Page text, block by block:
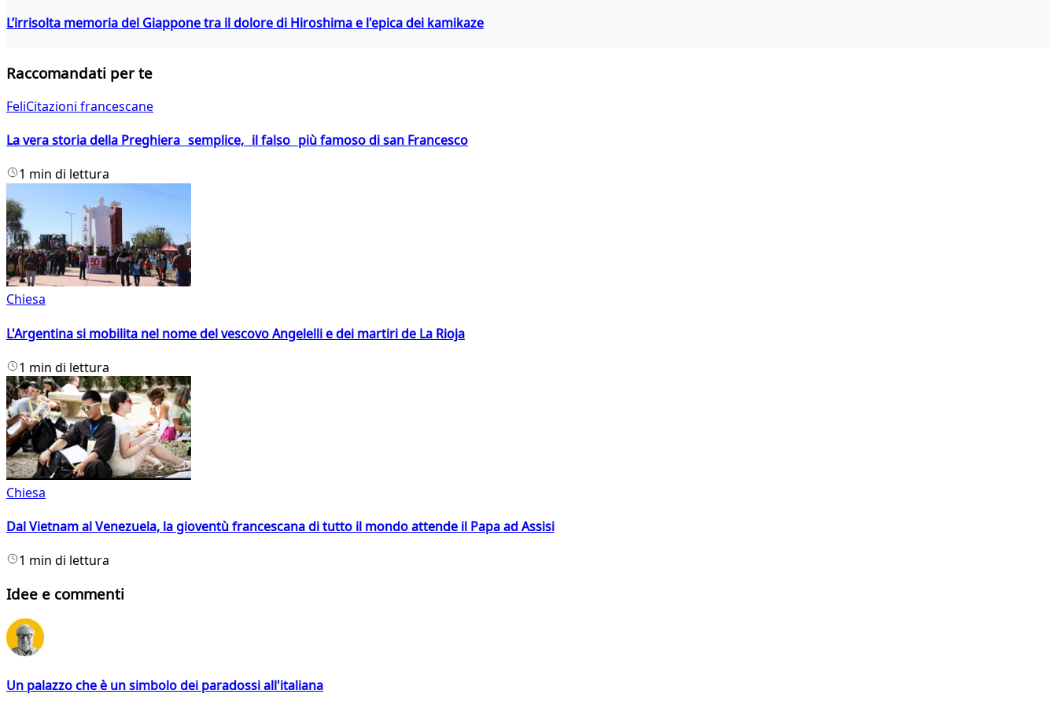
L’irrisolta memoria del Giappone tra il dolore di Hiroshima e l'epica dei kamikaze
Raccomandati per te
FeliCitazioni francescane
La vera storia della Preghiera semplice, il falso più famoso di san Francesco
1 min di lettura
Chiesa
L'Argentina si mobilita nel nome del vescovo Angelelli e dei martiri de La Rioja
1 min di lettura
Chiesa
Dal Vietnam al Venezuela, la gioventù francescana di tutto il mondo attende il Papa ad Assisi
1 min di lettura
Idee e commenti
Un palazzo che è un simbolo dei paradossi all'italiana